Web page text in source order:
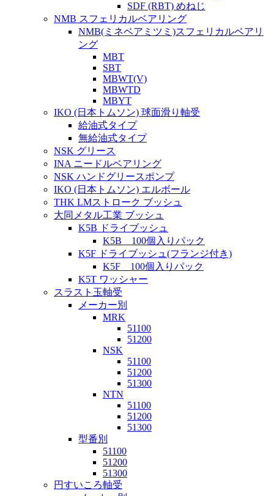
SDF (RBT) めねじ
NMB スフェリカルベアリング
NMB(ミネベアミツミ)スフェリカルベアリ
ング
MBT
SBT
MBWT(V)
MBWTD
MBYT
IKO (日本トムソン) 球面滑り軸受
給油式タイプ
無給油式タイプ
NSK グリース
INA ニードルベアリング
NSK ハンドグリースポンプ
IKO (日本トムソン) エルボール
THK LMストローク ブッシュ
大同メタル工業 ブッシュ
K5B ドライブッシュ
K5B 100個入りパック
K5F ドライブッシュ(フランジ付き)
K5F 100個入りパック
K5T ワッシャー
スラスト玉軸受
メーカー別
MRK
51100
51200
NSK
51100
51200
51300
NTN
51100
51200
51300
型番別
51100
51200
51300
円すいころ軸受